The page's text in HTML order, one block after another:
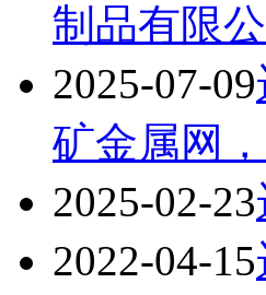
制品有限
2025-07-09
矿金属网
2025-02-23
2022-04-15